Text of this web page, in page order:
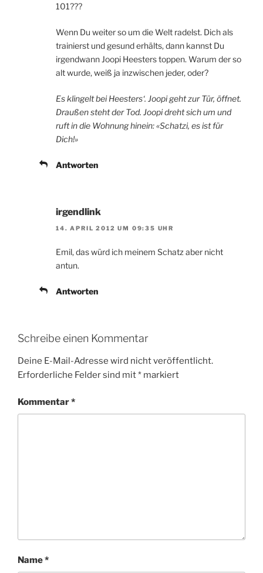
101???
Wenn Du weiter so um die Welt radelst. Dich als
trainierst und gesund erhälts, dann kannst Du
irgendwann Joopi Heesters toppen. Warum der so
alt wurde, weiß ja inzwischen jeder, oder?
Es klingelt bei Heesters‘. Joopi geht zur Tür, öffnet.
Draußen steht der Tod. Joopi dreht sich um und
ruft in die Wohnung hinein: «Schatzi, es ist für
Dich!»
Antworten
irgendlink
14. APRIL 2012 UM 09:35 UHR
Emil, das würd ich meinem Schatz aber nicht
antun.
Antworten
Schreibe einen Kommentar
Deine E-Mail-Adresse wird nicht veröffentlicht.
Erforderliche Felder sind mit* markiert
Kommentar*
Name*